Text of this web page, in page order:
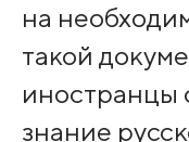
на
такой
иностранцы
знание